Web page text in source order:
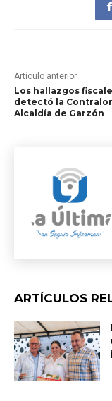
Artículo anterior
Los hallazgos
detectó la
Alcaldía de Garzón
ARTÍCULOS